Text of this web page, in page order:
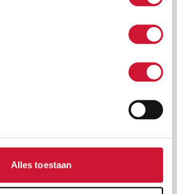
Alles toestaan
een Gezicht